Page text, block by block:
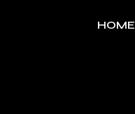
HOME